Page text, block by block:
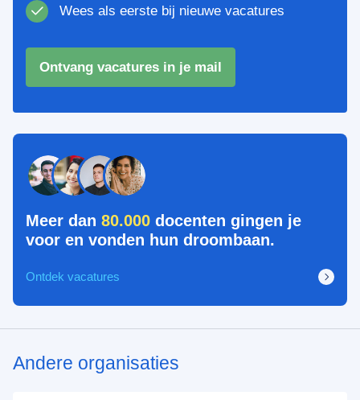
Wees als eerste bij nieuwe vacatures
Ontvang vacatures in je mail
Meer dan 80.000 docenten gingen je
voor en vonden hun droombaan.
Ontdek vacatures
Andere organisaties